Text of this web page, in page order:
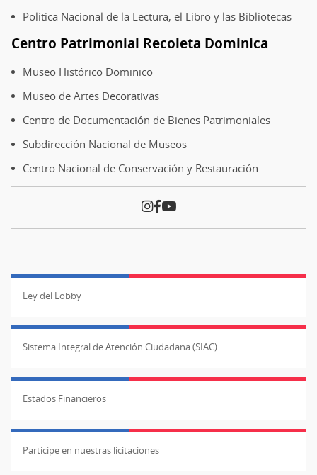
Política Nacional de la Lectura, el Libro y las Bibliotecas
Centro Patrimonial Recoleta Dominica
Museo Histórico Dominico
Museo de Artes Decorativas
Centro de Documentación de Bienes Patrimoniales
Subdirección Nacional de Museos
Centro Nacional de Conservación y Restauración
Ley del Lobby
Sistema Integral de Atención Ciudadana (SIAC)
Estados Financieros
Participe en nuestras licitaciones